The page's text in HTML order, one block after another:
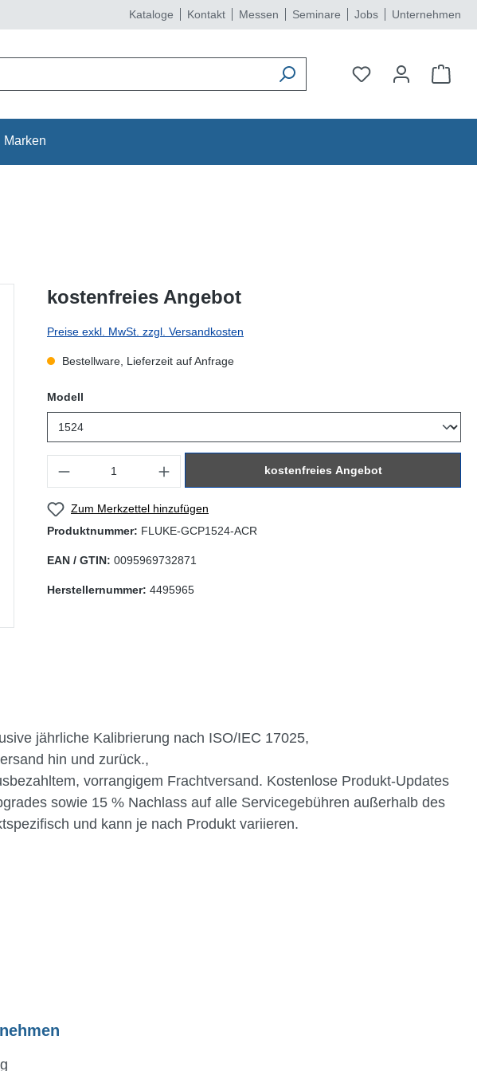
Kataloge Kontakt Messen Seminare Jobs Unternehmen
Marken
kostenfreies Angebot
Preise exkl. MwSt. zzgl. Versandkosten
Bestellware, Lieferzeit auf Anfrage
Modell
kostenfreies Angebot
Zum Merkzettel hinzufügen
Produktnummer: FLUKE-GCP1524-ACR
EAN / GTIN: 0095969732871
Herstellernummer: 4495965
jährliche Kalibrierung nach ISO/IEC 17025,
hin und zurück.,
vorrangigem Frachtversand. Kostenlose Produkt-Updates
sowie 15 % Nachlass auf alle Servicegebühren außerhalb des
und kann je nach Produkt variieren.